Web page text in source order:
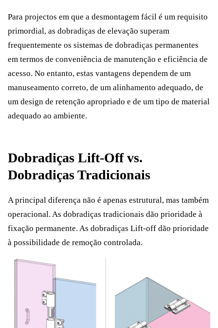
Para projectos em que a desmontagem fácil é um requisito
primordial, as dobradiças de elevação superam
frequentemente os sistemas de dobradiças permanentes
em termos de conveniência de manutenção e eficiência de
acesso. No entanto, estas vantagens dependem de um
manuseamento correto, de um alinhamento adequado, de
um design de retenção apropriado e de um tipo de material
adequado ao ambiente.
Dobradiças Lift-Off vs.
Dobradiças Tradicionais
A principal diferença não é apenas estrutural, mas também
operacional. As dobradiças tradicionais dão prioridade à
fixação permanente. As dobradiças Lift-off dão prioridade
à possibilidade de remoção controlada.